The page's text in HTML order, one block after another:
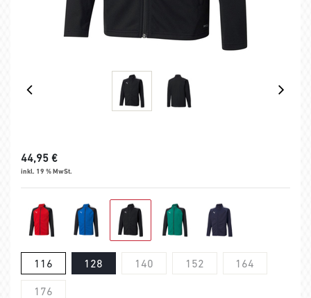
44,95 €
inkl. 19 % MwSt.
116 128 140 152 164
176